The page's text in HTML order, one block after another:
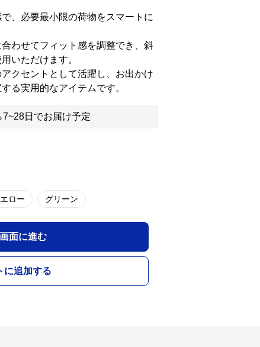
、必要最小限の荷物をスマートに
わせてフィット感を調整でき、斜
いただけます。
クセントとして活躍し、お出かけ
る実用的なアイテムです。
7~28日でお届け予定
ロー グリーン
面に進む
に追加する